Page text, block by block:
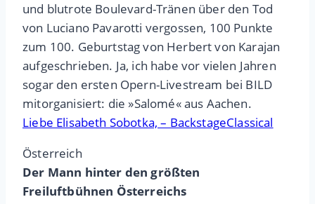
und blutrote Boulevard-Tränen über den Tod
von Luciano Pavarotti vergossen, 100 Punkte
zum 100. Geburtstag von Herbert von Karajan
aufgeschrieben. Ja, ich habe vor vielen Jahren
sogar den ersten Opern-Livestream bei BILD
mitorganisiert: die »Salomé« aus Aachen.
Liebe Elisabeth Sobotka, – BackstageClassical
Österreich
Der Mann hinter den größten
Freiluftbühnen Österreichs